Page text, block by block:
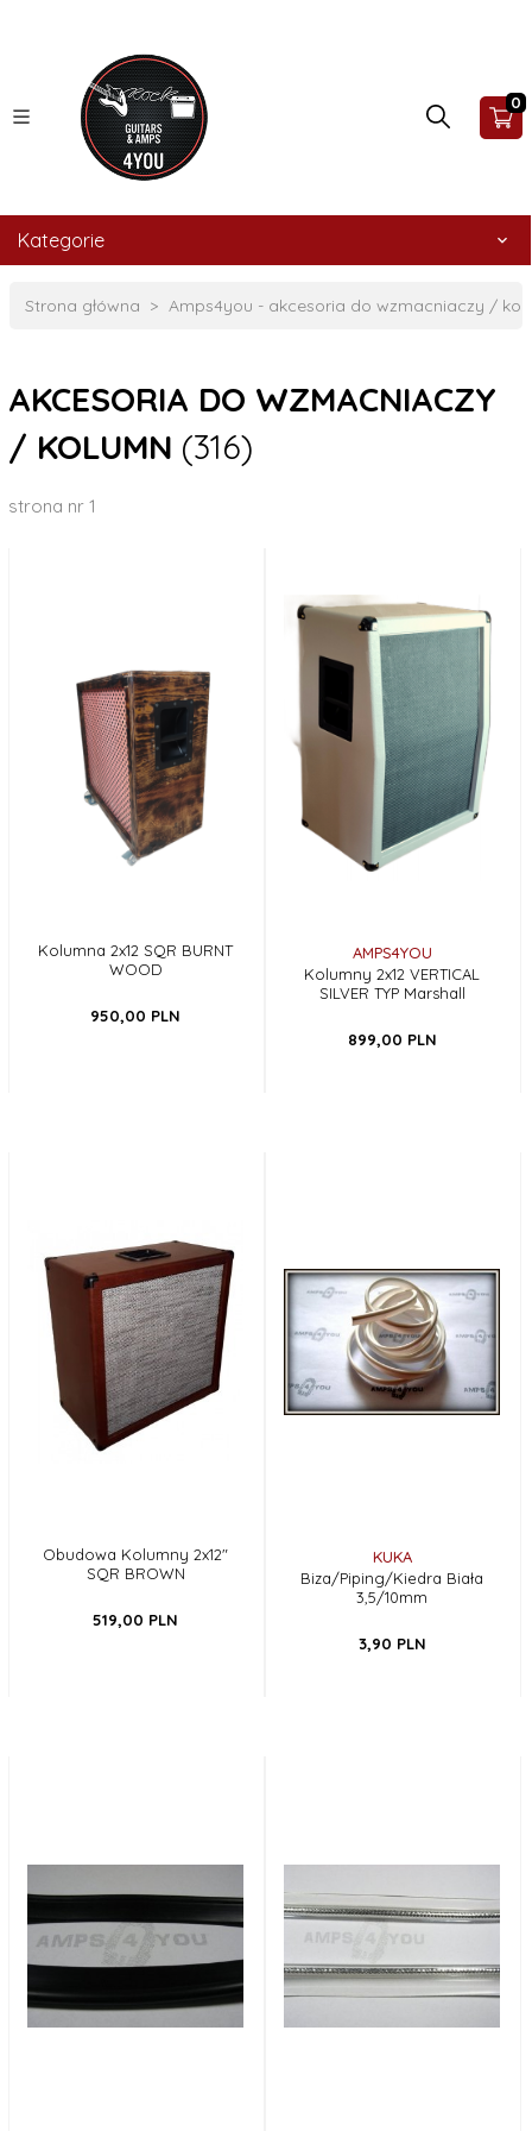
0
Kategorie
Strona główna Amps4you - akcesoria do wzmacniaczy /
AKCESORIA DO WZMACNIACZY
/ KOLUMN (316)
strona nr 1
Kolumna 2x12 SQR BURNT
WOOD
950,00 PLN
AMPS4YOU
Kolumny 2x12 VERTICAL
SILVER TYP Marshall
899,00 PLN
Obudowa Kolumny 2x12"
SQR BROWN
519,00 PLN
KUKA
Biza/Piping/Kiedra Biała
3,5/10mm
3,90 PLN